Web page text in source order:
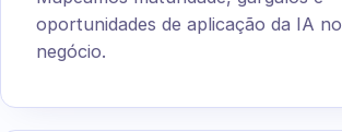
oportunidades de aplicação da IA no
negócio.